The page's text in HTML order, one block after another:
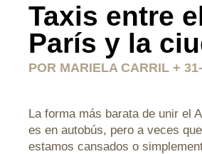
Taxis entre
París y la
POR MARIELA CARRIL +
La forma más barata de unir el
es en autobús, pero a veces
estamos cansados o